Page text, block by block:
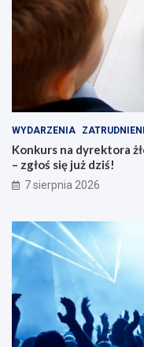
WYDARZENIA
Konkurs na dyrektora
– zgłoś się już dziś!
7 sierpnia 2026